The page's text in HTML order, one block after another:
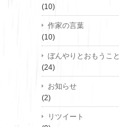
(10)
作家の言葉
(10)
ぼんやりとおもうこと
(24)
お知らせ
(2)
リツイート